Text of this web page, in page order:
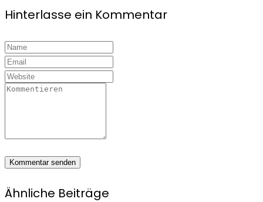
Hinterlasse ein Kommentar
Ähnliche Beiträge